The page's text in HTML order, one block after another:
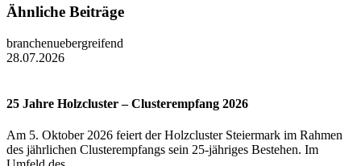
Ähnliche Beiträge
branchenuebergreifend
28.07.2026
25 Jahre Holzcluster – Clusterempfang 2026
Am 5. Oktober 2026 feiert der Holzcluster Steiermark im Rahmen
des jährlichen Clusterempfangs sein 25-jähriges Bestehen. Im